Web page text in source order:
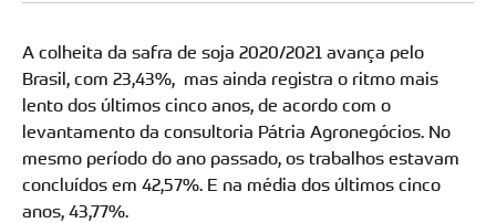
A colheita da safra de soja 2020/2021 avança pelo
Brasil, com 23,43%, mas ainda registra o ritmo mais
lento dos últimos cinco anos, de acordo com o
levantamento da consultoria Pátria Agronegócios. No
mesmo período do ano passado, os trabalhos estavam
concluídos em 42,57%. E na média dos últimos cinco
anos, 43,77%.